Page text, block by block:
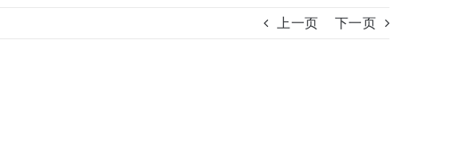
上一页 下一页